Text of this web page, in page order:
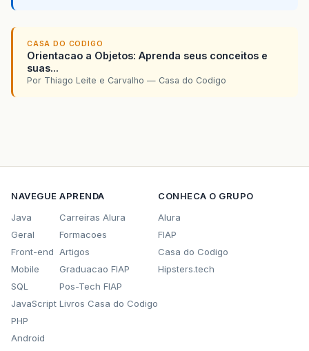
CASA DO CODIGO
Orientacao a Objetos: Aprenda seus conceitos e
suas...
Por Thiago Leite e Carvalho — Casa do Codigo
NAVEGUE
Java
Geral
Front-end
Mobile
SQL
JavaScript
PHP
Android
APRENDA
Carreiras Alura
Formacoes
Artigos
Graduacao FIAP
Pos-Tech FIAP
Livros Casa do Codigo
CONHECA O GRUPO
Alura
FIAP
Casa do Codigo
Hipsters.tech